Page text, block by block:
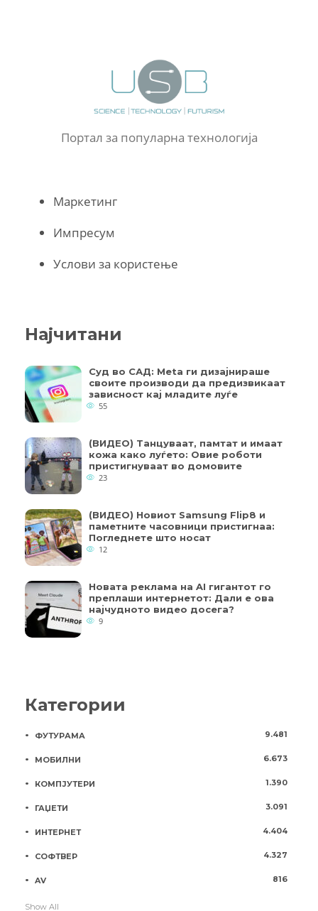
Портал за популарна технологија
Маркетинг
Импресум
Услови за користење
Најчитани
Суд во САД: Meta ги дизајнираше
своите производи да предизвикаат
зависност кај младите луѓе
55
(ВИДЕО) Танцуваат, памтат и имаат
кожа како луѓето: Овие роботи
пристигнуваат во домовите
23
(ВИДЕО) Новиот Samsung Flip8 и
паметните часовници пристигнаа:
Погледнете што носат
12
Новата реклама на AI гигантот го
преплаши интернетот: Дали е ова
најчудното видео досега?
9
Категории
ФУТУРАМА 9.481
МОБИЛНИ 6.673
КОМПЈУТЕРИ 1.390
ГАЏЕТИ 3.091
ИНТЕРНЕТ 4.404
СОФТВЕР 4.327
AV 816
Show All